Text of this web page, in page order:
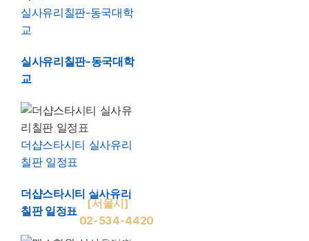
실사유리칠판-동국대학
교
실사유리칠판-동국대학
교
더샵스타시티 실사유리
칠판 일정표
더샵스타시티 실사유리
칠판 일정표
상호: 조양글라스 / 화이트글라스
사업자등록번호: 232-28-99167
주소: [서울시]동작구 사당로 23길 274
T: 02-534-4420
E: 5344420@naver.com